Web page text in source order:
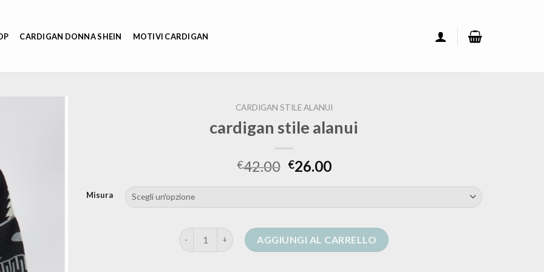
CARDIGAN DONNA SHEIN MOTIVI CARDIGAN
CARDIGAN STILE ALANUI
cardigan stile alanui
€42.00 €26.00
Misura
cardigan stile alanui quantitàAGGIUNGI AL CARRELLO